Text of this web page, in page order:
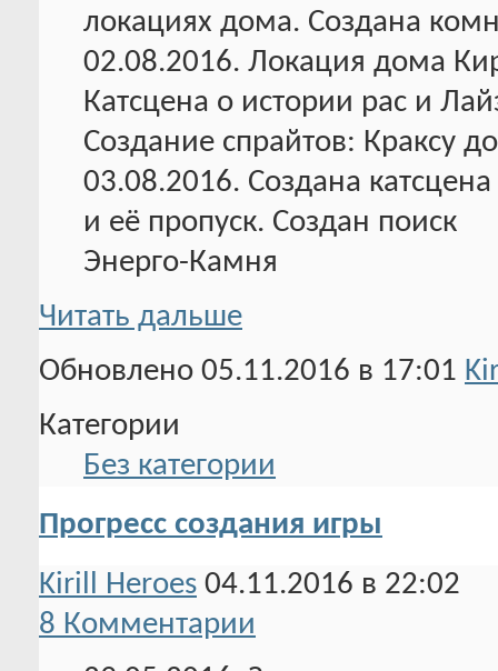
локациях дома. Создана
02.08.2016. Локация дома
Катсцена о истории рас и
Создание спрайтов: Краксу
03.08.2016. Создана
и её пропуск. Создан поиск
Энерго-Камня
Читать дальше
Обновлено 05.11.2016 в 17:01
Категории
Без категории
Прогресс создания игры
Kirill Heroes 04.11.2016 в 22:02
8 Комментарии